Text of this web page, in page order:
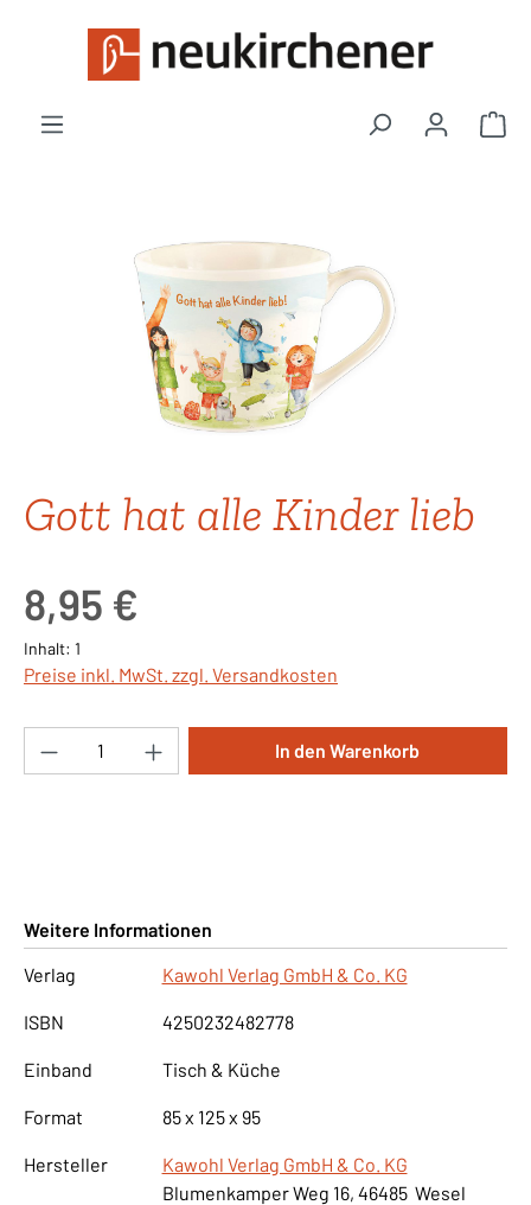
Zum Hauptinhalt springen
Gott hat alle Kinder lieb
8,95 €
Inhalt: 1
Preise inkl. MwSt. zzgl. Versandkosten
Produkt Anzahl: Gib den gewünschten
In den Warenkorb
Weitere Informationen
Verlag
Kawohl Verlag GmbH & Co. KG
ISBN 4250232482778
Einband Tisch & Küche
Format 85 x 125 x 95
Hersteller
Kawohl Verlag GmbH & Co. KG
Blumenkamper Weg 16, 46485 Wesel